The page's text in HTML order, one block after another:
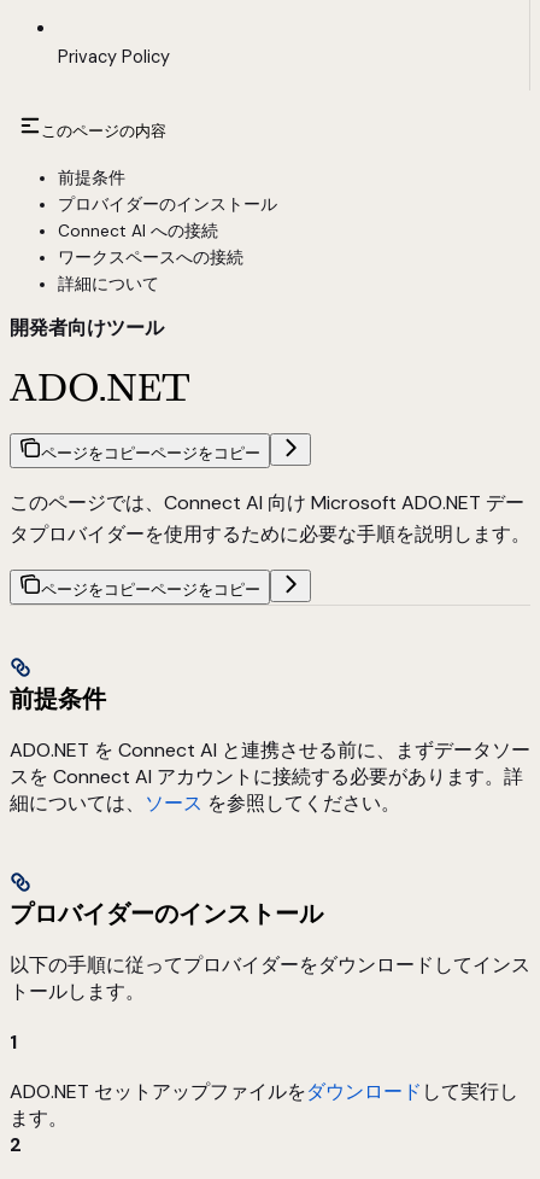
Privacy Policy
このページの内容
前提条件
プロバイダーのインストール
Connect AI への接続
ワークスペースへの接続
詳細について
開発者向けツール
ADO.NET
ページをコピーページをコピー
このページでは、Connect AI 向け Microsoft ADO.NET デー
タプロバイダーを使用するために必要な手順を説明します。
ページをコピーページをコピー
前提条件
ADO.NET を Connect AI と連携させる前に、まずデータソー
スを Connect AI アカウントに接続する必要があります。詳
細については、 ソース を参照してください。
プロバイダーのインストール
以下の手順に従ってプロバイダーをダウンロードしてインス
トールします。
1
ADO.NET セットアップファイルをダウンロード して実行し
ます。
2